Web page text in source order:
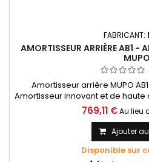
FABRICANT:
AMORTISSEUR ARRIÈRE AB1
MUPO
Amortisseur arrière MUPO
Amortisseur innovant et de
course de Mupo, dans le but de
la course», conçu et
technologies
769,11 € Au lieu
Ajouter
Disponible sur